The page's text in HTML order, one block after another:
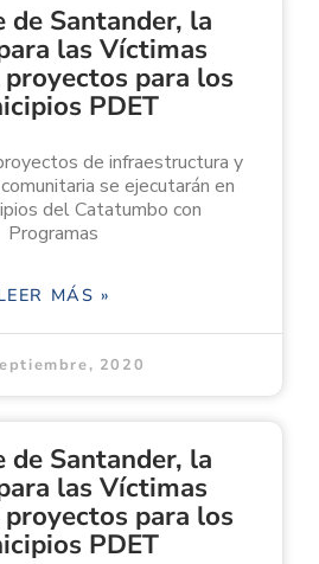
de Santander, la
las Víctimas
para los
PDET
de infraestructura y
se ejecutarán en
del Catatumbo con
Programas
MÁS »
2020
de Santander, la
las Víctimas
para los
PDET